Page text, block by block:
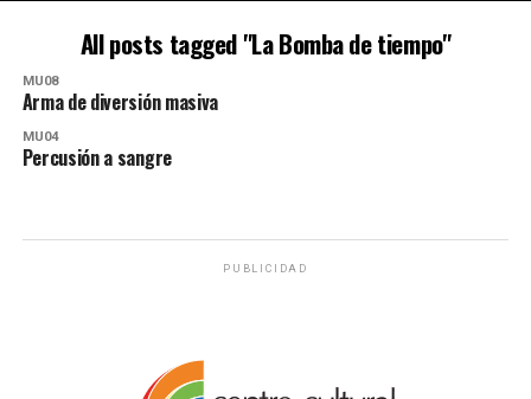
All posts tagged "La Bomba de tiempo"
MU08
Arma de diversión masiva
MU04
Percusión a sangre
PUBLICIDAD